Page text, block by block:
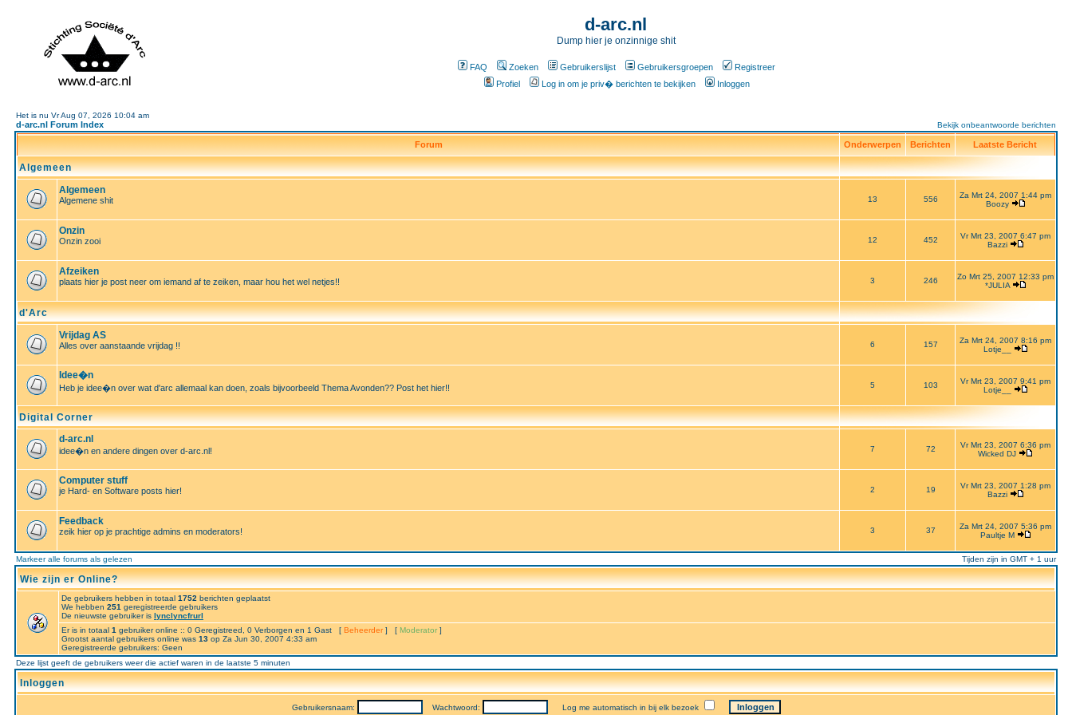
d-arc.nl
Dump hier je onzinnige shit
FAQ Zoeken Gebruikerslijst Gebruikersgroepen
Registreer
Profiel
Log in om je priv� berichten te bekijken Inloggen
Het is nu Vr Aug 07, 2026 10:04 am
d-arc.nl Forum Index Bekijk onbeantwoorde berichten
Forum Onderwerpen Berichten Laatste Bericht
Algemeen
Algemeen
Algemene shit 13 556
Za Mrt 24, 2007 1:44 pm
Boozy
Onzin
Onzin zooi 12 452
Vr Mrt 23, 2007 6:47 pm
Bazzi
Afzeiken
plaats hier je post neer om iemand af te zeiken, maar hou het wel netjes!! 3 246
Zo Mrt 25, 2007 12:33 pm
*JULIA
d'Arc
Vrijdag AS
Alles over aanstaande vrijdag !! 6 157
Za Mrt 24, 2007 8:16 pm
Lotje__
Idee�n
Heb je idee�n over wat d'arc allemaal kan doen, zoals bijvoorbeeld Thema Avonden?? Post het hier!! 5 103
Vr Mrt 23, 2007 9:41 pm
Lotje__
Digital Corner
d-arc.nl
idee�n en andere dingen over d-arc.nl! 7 72
Vr Mrt 23, 2007 6:36 pm
Wicked DJ
Computer stuff
je Hard- en Software posts hier! 2 19
Vr Mrt 23, 2007 1:28 pm
Bazzi
Feedback
zeik hier op je prachtige admins en moderators! 3 37
Za Mrt 24, 2007 5:36 pm
Paultje M
Markeer alle forums als gelezen Tijden zijn in GMT + 1 uur
Wie zijn er Online?
De gebruikers hebben in totaal 1752 berichten geplaatst
We hebben 251 geregistreerde gebruikers
De nieuwste gebruiker is lynclyncfrurl
Er is in totaal 1 gebruiker online :: 0 Geregistreed, 0 Verborgen en 1 Gast [ Beheerder ] [ Moderator ]
Grootst aantal gebruikers online was 13 op Za Jun 30, 2007 4:33 am
Geregistreerde gebruikers: Geen
Deze lijst geeft de gebruikers weer die actief waren in de laatste 5 minuten
Inloggen
Gebruikersnaam: Wachtwoord: Log me automatisch in bij elk bezoek